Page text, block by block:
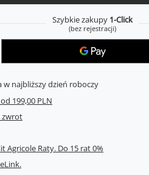
Szybkie zakupy 1-Click
(bez rejestracji)
w najbliższy dzień roboczy
199,00 PLN
Agricole Raty.